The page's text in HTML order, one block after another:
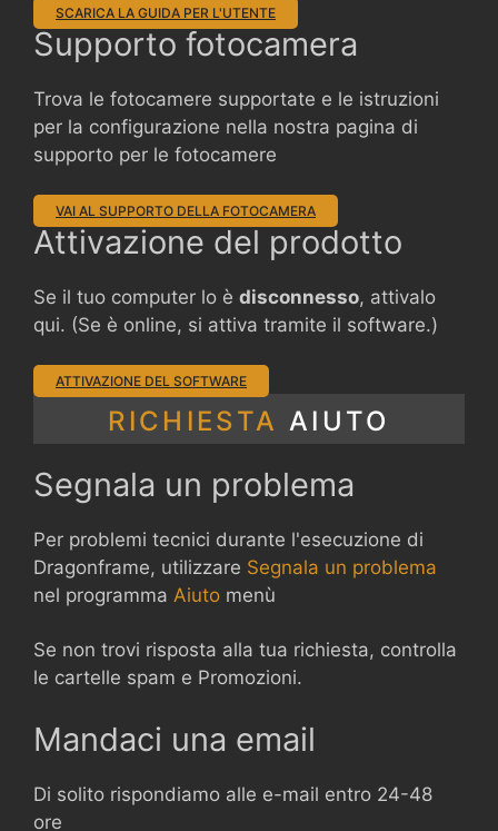
SCARICA LA GUIDA PER L'UTENTE
Supporto fotocamera
Trova le fotocamere supportate e le istruzioni
per la configurazione nella nostra pagina di
supporto per le fotocamere
VAI AL SUPPORTO DELLA FOTOCAMERA
Attivazione del prodotto
Se il tuo computer lo è disconnesso, attivalo
qui. (Se è online, si attiva tramite il software.)
ATTIVAZIONE DEL SOFTWARE
RICHIESTA AIUTO
Segnala un problema
Per problemi tecnici durante l'esecuzione di
Dragonframe, utilizzare Segnala un problema
nel programma Aiuto menù
Se non trovi risposta alla tua richiesta, controlla
le cartelle spam e Promozioni.
Mandaci una email
Di solito rispondiamo alle e-mail entro 24-48
ore